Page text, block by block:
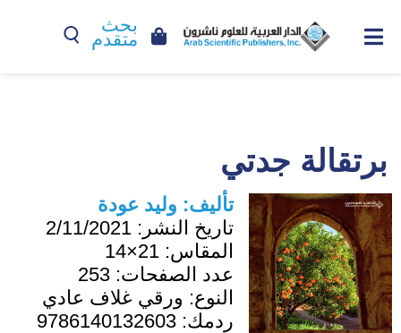
بحث
متقدم
برتقالة جدتي
تأليف: وليد عودة
تاريخ النشر: 2/11/2021
المقاس: 21×14
عدد الصفحات: 253
النوع: ورقي غلاف عادي
ردمك: 9786140132603